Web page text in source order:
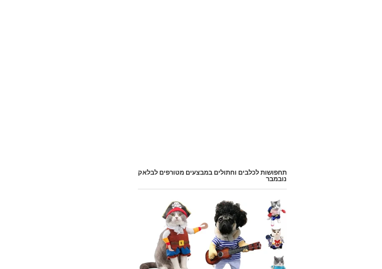
תחפושות לכלבים וחתולים במבצעים מטורפים לבלאק
נובמבר